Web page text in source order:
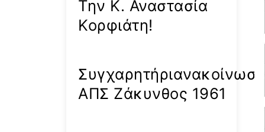
Την Κ. Αναστασία
Κορφιάτη!
Συγχαρητήριανακοίνωση
ΑΠΣ Ζάκυνθος 1961